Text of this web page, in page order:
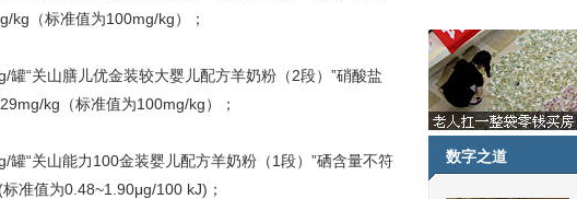
kg（标准值为100mg/kg）；
“关山膳儿优金装较大婴儿配方羊奶粉（2段）”硝酸盐
kg（标准值为100mg/kg）；
“关山能力100金装婴儿配方羊奶粉（1段）”硒含量不符
准值为0.48~1.90μg/100 kJ)；
数字之道